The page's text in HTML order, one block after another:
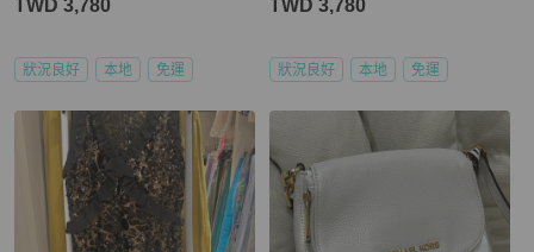
TWD 3,780
狀況良好 本地 免運
TWD 3,780
狀況良好 本地 免運